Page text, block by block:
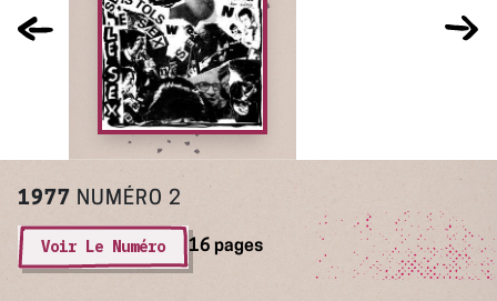
1977 NUMÉRO 2
Voir Le Numéro 16 pages